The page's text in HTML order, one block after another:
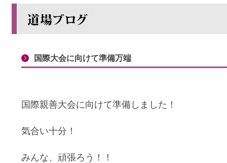
国際大会に向けて準備万端
国際親善大会に向けて準備しました！
気合い十分！
みんな、頑張ろう！！